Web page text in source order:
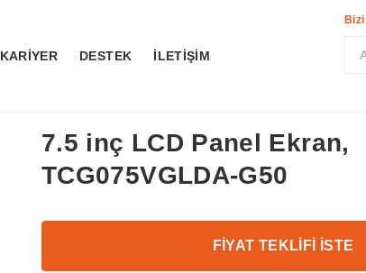
KARİYER DESTEK İLETİŞİM
7.5 inç LCD Panel Ekran,
TCG075VGLDA-G50
FİYAT TEKLİFİ İSTE